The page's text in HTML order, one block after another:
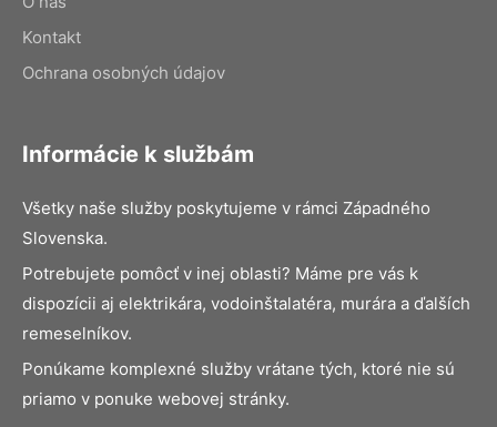
Kontakt
Ochrana osobných údajov
Informácie k službám
Všetky naše služby poskytujeme v rámci Západného
Slovenska.
Potrebujete pomôcť v inej oblasti? Máme pre vás k
dispozícii aj elektrikára, vodoinštalatéra, murára a ďalších
remeselníkov.
Ponúkame komplexné služby vrátane tých, ktoré nie sú
priamo v ponuke webovej stránky.